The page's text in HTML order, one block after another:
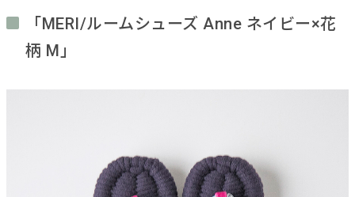
「MERI/ルームシューズ Anne ネイビー×花
柄 M」